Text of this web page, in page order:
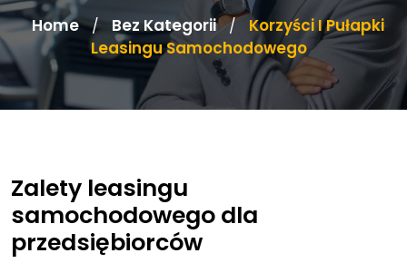
Home / Bez Kategorii /
Korzyści I Pułapki
Leasingu Samochodowego
Zalety leasingu
samochodowego dla
przedsiębiorców